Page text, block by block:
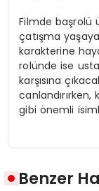
Filmde başrolü
çatışma
karakterine
rolünde ise
karşısına
gibi önemli
Benzer